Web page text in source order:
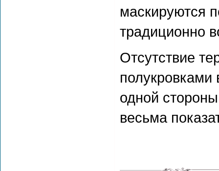
маскируются
традиционно
Отсутствие
полукровками
одной
весьма